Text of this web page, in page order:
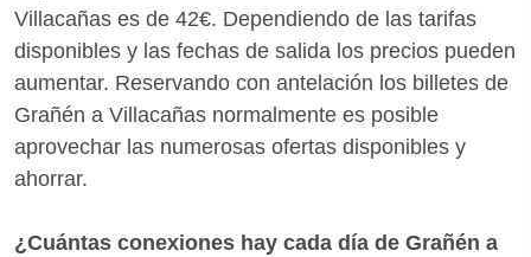
Villacañas es de 42€. Dependiendo de las tarifas
disponibles y las fechas de salida los precios pueden
aumentar. Reservando con antelación los billetes de
Grañén a Villacañas normalmente es posible
aprovechar las numerosas ofertas disponibles y
ahorrar.
¿Cuántas conexiones hay cada día de Grañén a